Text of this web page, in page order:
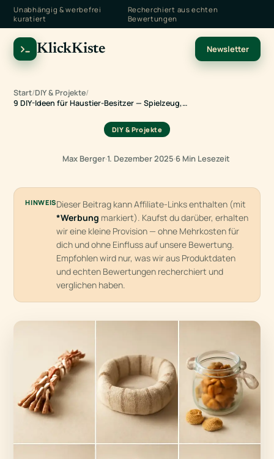
Unabhängig & werbefrei
kuratiert
Recherchiert aus echten
Bewertungen
KlickKiste Newsletter
Start/DIY & Projekte/
9 DIY-Ideen für Haustier-Besitzer — Spielzeug,…
DIY & Projekte
Max Berger·1. Dezember 2025·6 Min Lesezeit
HINWEISDieser Beitrag kann Affiliate-Links enthalten (mit
*Werbung markiert). Kaufst du darüber, erhalten
wir eine kleine Provision — ohne Mehrkosten für
dich und ohne Einfluss auf unsere Bewertung.
Empfohlen wird nur, was wir aus Produktdaten
und echten Bewertungen recherchiert und
verglichen haben.